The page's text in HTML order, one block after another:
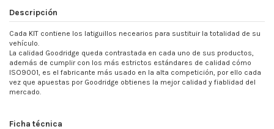
Descripción
Cada KIT contiene los latiguillos necearios para sustituir la totalidad de su
vehículo.
La calidad Goodridge queda contrastada en cada uno de sus productos,
además de cumplir con los más estrictos estándares de calidad cómo
ISO9001, es el fabricante más usado en la alta competición, por ello cada
vez que apuestas por Goodridge obtienes la mejor calidad y fiablidad del
mercado.
Ficha técnica